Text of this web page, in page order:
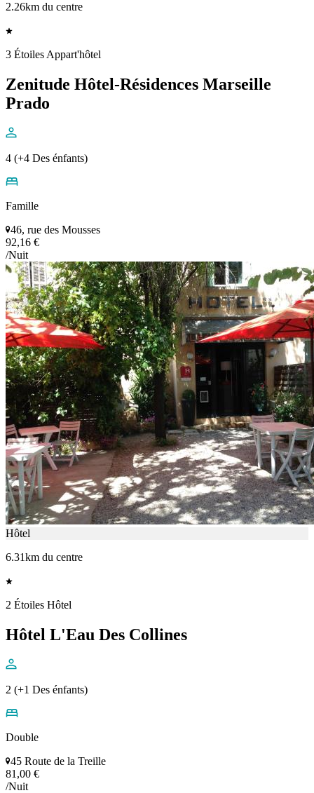
2.26km du centre
3 Étoiles Appart'hôtel
Zenitude Hôtel-Résidences Marseille
Prado
4 (+4 Des énfants)
Famille
46, rue des Mousses
92,16 €
/Nuit
Hôtel
6.31km du centre
2 Étoiles Hôtel
Hôtel L'Eau Des Collines
2 (+1 Des énfants)
Double
45 Route de la Treille
81,00 €
/Nuit